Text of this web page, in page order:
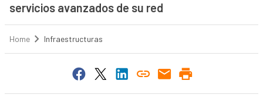
servicios avanzados de su red
Home Infraestructuras